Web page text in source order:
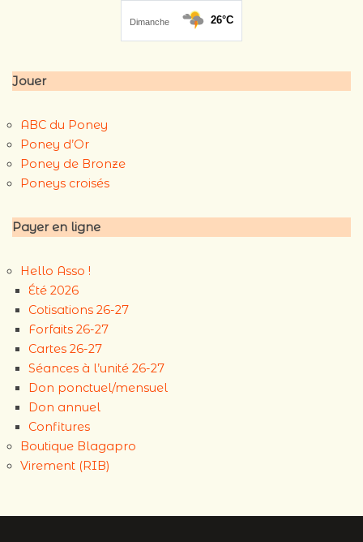
Jouer
ABC du Poney
Poney d’Or
Poney de Bronze
Poneys croisés
Payer en ligne
Hello Asso !
Été 2026
Cotisations 26-27
Forfaits 26-27
Cartes 26-27
Séances à l’unité 26-27
Don ponctuel/mensuel
Don annuel
Confitures
Boutique Blagapro
Virement (RIB)